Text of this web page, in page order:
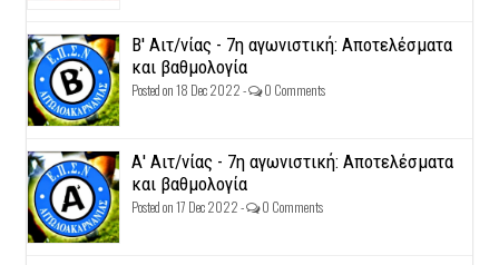
Β' Αιτ/νίας - 7η αγωνιστική: Αποτελέσματα
και βαθμολογία
Posted on 18 Dec 2022 - 0 Comments
Α' Αιτ/νίας - 7η αγωνιστική: Αποτελέσματα
και βαθμολογία
Posted on 17 Dec 2022 - 0 Comments